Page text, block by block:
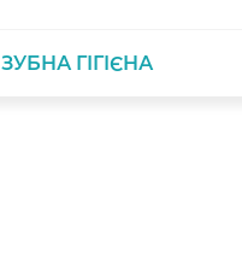
ЗУБНА ГІГІЄНА